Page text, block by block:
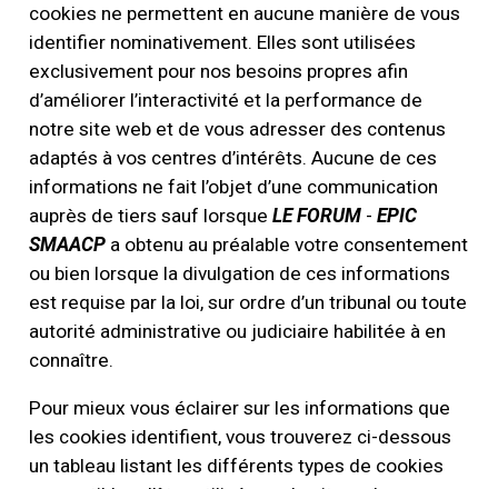
cookies ne permettent en aucune manière de vous
identifier nominativement. Elles sont utilisées
exclusivement pour nos besoins propres afin
d’améliorer l’interactivité et la performance de
notre site web et de vous adresser des contenus
adaptés à vos centres d’intérêts. Aucune de ces
informations ne fait l’objet d’une communication
auprès de tiers sauf lorsqueLE FORUM -EPIC
SMAACP a obtenu au préalable votre consentement
ou bien lorsque la divulgation de ces informations
est requise par la loi, sur ordre d’un tribunal ou toute
autorité administrative ou judiciaire habilitée à en
connaître.
Pour mieux vous éclairer sur les informations que
les cookies identifient, vous trouverez ci-dessous
un tableau listant les différents types de cookies